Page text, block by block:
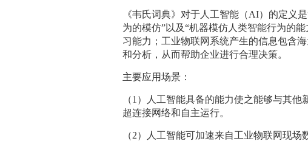
《韦氏词典》对于人工智能（AI）的定义
为的模仿”以及“机器模仿人类智能行为的
习能力；工业物联网系统产生的信息包含
和分析，从而帮助企业进行合理决策。
主要应用场景：
（1）人工智能具备的能力使之能够与其
超连接网络和自主运行。
（2）人工智能可加速来自工业物联网现